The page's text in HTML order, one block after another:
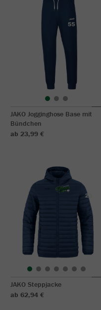
JAKO Jogginghose Base mit
Bündchen
ab 23,99 €
JAKO Steppjacke
ab 62,94 €